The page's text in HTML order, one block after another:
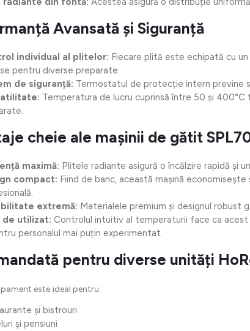
Avansată și Siguranță
individual al plitelor: Fiecare plită este echipată cu
pentru diverse preparate.
de siguranță: Termostatul de protecție intern previne
Temperatura de lucru cuprinsă între 50 și
cheie ale mașinii de gătit
maximă: Plitele radiante asigură o încălzire rapidă și
compact: Fiind de banc, această mașină
extremă: Materialele premium și designul robust
de utilizat: Controlul intuitiv al temperaturii face ca
personalul mai puțin experimentat.
pentru diverse unități
este ideal pentru:
și bistrouri
și pensiuni